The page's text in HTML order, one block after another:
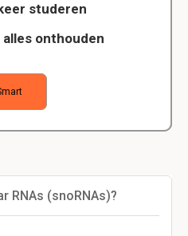
studeren
alles onthouden
RNAs (snoRNAs)?